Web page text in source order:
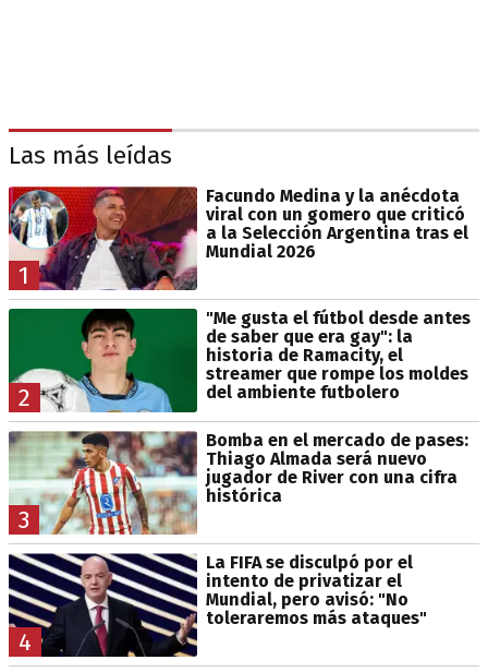
Las más leídas
1
Facundo Medina y la anécdota
viral con un gomero que criticó
a la Selección Argentina tras el
Mundial 2026
2
"Me gusta el fútbol desde antes
de saber que era gay": la
historia de Ramacity, el
streamer que rompe los moldes
del ambiente futbolero
3
Bomba en el mercado de pases:
Thiago Almada será nuevo
jugador de River con una cifra
histórica
4
La FIFA se disculpó por el
intento de privatizar el
Mundial, pero avisó: "No
toleraremos más ataques"